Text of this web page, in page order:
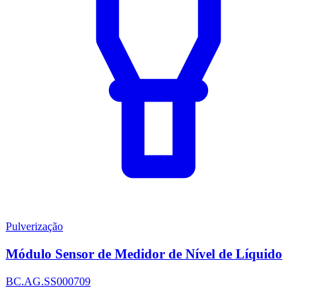
Pulverização
Módulo Sensor de Medidor de Nível de Líquido
BC.AG.SS000709